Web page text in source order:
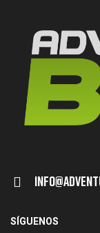
SÍGUENOS